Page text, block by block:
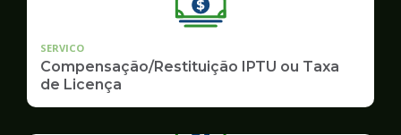
SERVICO
Compensação/Restituição IPTU ou Taxa
de Licença